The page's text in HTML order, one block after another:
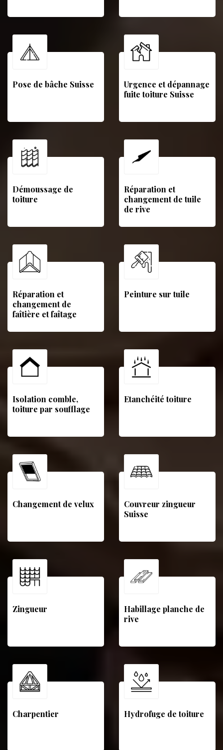
Pose de bâche Suisse
Urgence et dépannage
fuite toiture Suisse
Démoussage de
toiture
Réparation et
changement de tuile
de rive
Réparation et
changement de
faîtière et faîtage
Peinture sur tuile
Isolation comble,
toiture par soufflage
Etanchéité toiture
Changement de velux
Couvreur zingueur
Suisse
Zingueur
Habillage planche de
rive
Charpentier Hydrofuge de toiture